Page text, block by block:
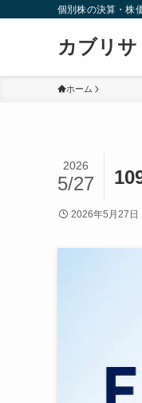
個別株の決算・株
カブリサ
ホーム
2026
5/27
2026年5月27日